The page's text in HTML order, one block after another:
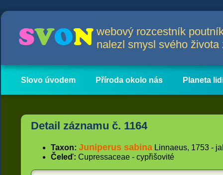
webový rozcestník
nalezl smysl svého
Slovo úvodem Příroda okolo nás Planeta
Hlavní obsah
Články
Detail záznamu č. 1164
Taxon: Juniperus sabina Linnaeus, 1753 -
Čeleď: Cupressaceae - cypřišovité